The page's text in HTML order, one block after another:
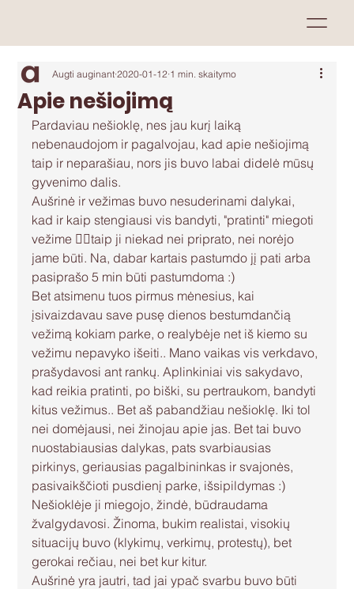
Apie nešiojimą
Augti auginant 2020-01-12 1 min. skaitymo
Pardaviau nešioklę, nes jau kurį laiką
nebenaudojom ir pagalvojau, kad apie nešiojimą
taip ir neparašiau, nors jis buvo labai didelė mūsų
gyvenimo dalis.
Aušrinė ir vežimas buvo nesuderinami dalykai,
kad ir kaip stengiausi vis bandyti, "pratinti" miegoti
vežime 🤦‍♀️taip ji niekad nei priprato, nei norėjo
jame būti. Na, dabar kartais pastumdo jį pati arba
pasiprašo 5 min būti pastumdoma :)
Bet atsimenu tuos pirmus mėnesius, kai
įsivaizdavau save pusę dienos bestumdančią
vežimą kokiam parke, o realybėje net iš kiemo su
vežimu nepavyko išeiti.. Mano vaikas vis verkdavo,
prašydavosi ant rankų. Aplinkiniai vis sakydavo,
kad reikia pratinti, po biški, su pertraukom, bandyti
kitus vežimus.. Bet aš pabandžiau nešioklę. Iki tol
nei domėjausi, nei žinojau apie jas. Bet tai buvo
nuostabiausias dalykas, pats svarbiausias
pirkinys, geriausias pagalbininkas ir svajonės,
pasivaikščioti pusdienį parke, išsipildymas :)
Nešioklėje ji miegojo, žindė, būdraudama
žvalgydavosi. Žinoma, bukim realistai, visokių
situacijų buvo (klykimų, verkimų, protestų), bet
gerokai rečiau, nei bet kur kitur.
Aušrinė yra jautri, tad jai ypač svarbu buvo būti